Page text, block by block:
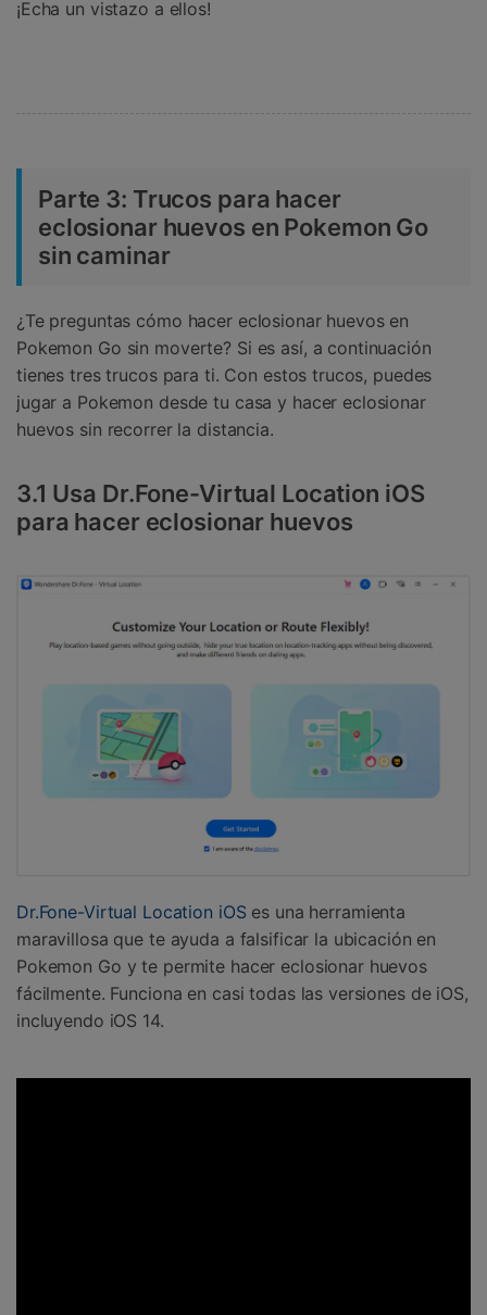
¡Echa un vistazo a ellos!
Parte 3: Trucos para hacer
eclosionar huevos en Pokemon Go
sin caminar
¿Te preguntas cómo hacer eclosionar huevos en
Pokemon Go sin moverte? Si es así, a continuación
tienes tres trucos para ti. Con estos trucos, puedes
jugar a Pokemon desde tu casa y hacer eclosionar
huevos sin recorrer la distancia.
3.1 Usa Dr.Fone-Virtual Location iOS
para hacer eclosionar huevos
Dr.Fone-Virtual Location iOS es una herramienta
maravillosa que te ayuda a falsificar la ubicación en
Pokemon Go y te permite hacer eclosionar huevos
fácilmente. Funciona en casi todas las versiones de iOS,
incluyendo iOS 14.